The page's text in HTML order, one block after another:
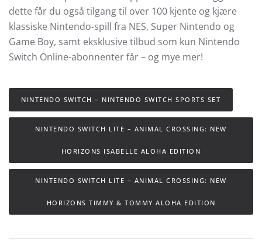
dette får du også tilgang til over 100 kjente og kjære
klassiske Nintendo-spill fra NES, Super Nintendo og
Game Boy, samt eksklusive tilbud som kun Nintendo
Switch Online-abonnenter får – og mye mer!
NINTENDO SWITCH – NINTENDO SWITCH SPORTS SET
NINTENDO SWITCH LITE – ANIMAL CROSSING: NEW
HORIZONS ISABELLE ALOHA EDITION
NINTENDO SWITCH LITE – ANIMAL CROSSING: NEW
HORIZONS TIMMY & TOMMY ALOHA EDITION